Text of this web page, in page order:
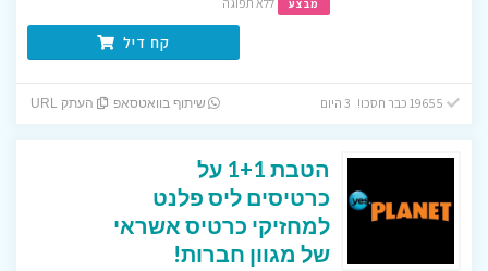
מבצע
קח דיל
שיתוף בוואטסאפ העתק URL
הטבת 1+1 על
כרטיסים ליס פלנט
למחזיקי כרטיס אשראי
של מגוון חברות!